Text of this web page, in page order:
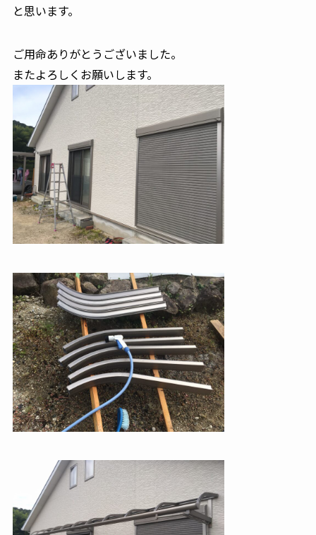
と思います。
ご用命ありがとうございました。
またよろしくお願いします。